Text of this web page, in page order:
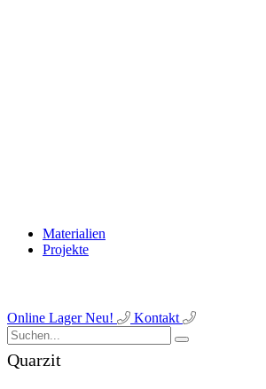
Materialien
Projekte
Online LagerNeu! Kontakt
Quarzit